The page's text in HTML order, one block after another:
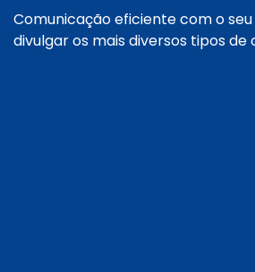
Comunicação eficiente com o
divulgar os mais diversos tipos de